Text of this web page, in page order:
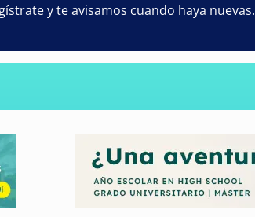
y te avisamos cuando haya nuevas.